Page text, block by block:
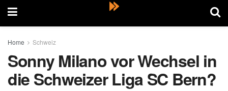
Home Schweiz
Sonny Milano vor Wechsel in
die Schweizer Liga SC Bern?